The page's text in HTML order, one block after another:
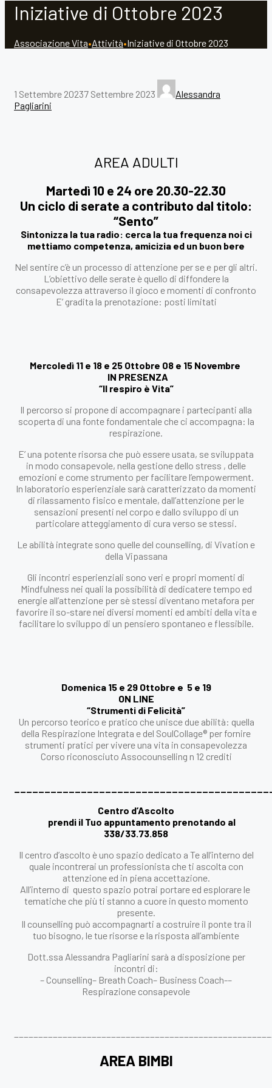
Iniziative di Ottobre 2023
Associazione Vita•Attività•Iniziative di Ottobre 2023
1 Settembre 20237 Settembre 2023
Alessandra
Pagliarini
AREA ADULTI
Martedì 10 e 24 ore 20.30-22.30
Un ciclo di serate a contributo dal titolo:
“Sento”
Sintonizza la tua radio: cerca la tua frequenza noi ci
mettiamo competenza, amicizia ed un buon bere
Nel sentire c’è un processo di attenzione per se e per gli altri.
L’obiettivo delle serate è quello di diffondere la
consapevolezza attraverso il gioco e momenti di confronto
E’ gradita la prenotazione: posti limitati
Mercoledì 11 e 18 e 25 Ottobre 08 e 15 Novembre
IN PRESENZA
“Il respiro è Vita”
Il percorso si propone di accompagnare i partecipanti alla
scoperta di una fonte fondamentale che ci accompagna: la
respirazione.
E’ una potente risorsa che può essere usata, se sviluppata
in modo consapevole, nella gestione dello stress , delle
emozioni e come strumento per facilitare l’empowerment.
In laboratorio esperienziale sarà caratterizzato da momenti
di rilassamento fisico e mentale, dall’attenzione per le
sensazioni presenti nel corpo e dallo sviluppo di un
particolare atteggiamento di cura verso se stessi.
Le abilità integrate sono quelle del counselling, di Vivation e
della Vipassana
Gli incontri esperienziali sono veri e propri momenti di
Mindfulness nei quali la possibilità di dedicatere tempo ed
energie all’attenzione per sè stessi diventano metafora per
favorire il so-stare nei diversi momenti ed ambiti della vita e
facilitare lo sviluppo di un pensiero spontaneo e flessibile.
Domenica 15 e 29 Ottobre e 5 e 19
ON LINE
“Strumenti di Felicità”
Un percorso teorico e pratico che unisce due abilità: quella
della Respirazione Integrata e del SoulCollage® per fornire
strumenti pratici per vivere una vita in consapevolezza
Corso riconosciuto Assocounselling n 12 crediti
Centro d’Ascolto
prendi il Tuo appuntamento prenotando al
338/33.73.858
Il centro d’ascolto è uno spazio dedicato a Te all’interno del
quale incontrerai un professionista che ti ascolta con
attenzione ed in piena accettazione.
All’interno di questo spazio potrai portare ed esplorare le
tematiche che più ti stanno a cuore in questo momento
presente.
Il counselling può accompagnarti a costruire il ponte tra il
tuo bisogno, le tue risorse e la risposta all’ambiente
Dott.ssa Alessandra Pagliarini sarà a disposizione per
incontri di:
– Counselling– Breath Coach– Business Coach-–
Respirazione consapevole
AREA BIMBI